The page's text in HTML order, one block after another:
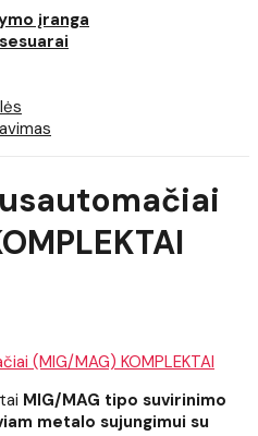
įranga
(MIG/MAG) KOMPLEKTAI
MIG/MAG tipo suvirinimo
metalo sujungimui su